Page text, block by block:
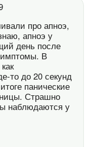
про апноэ,
апноэ у
день после
В
то до 20 секунд
панические
Страшно
наблюдаются у